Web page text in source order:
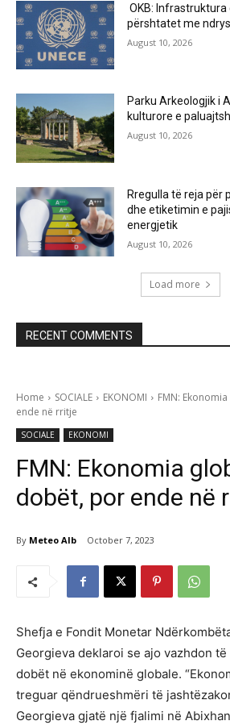
OKB:
përshtatet me
August 10, 2026
Parku Arkeologjik i
kulturore e
August 10, 2026
Rregulla të reja për
dhe etiketimin e
energjetik
August 10, 2026
Load more
RECENT COMMENTS